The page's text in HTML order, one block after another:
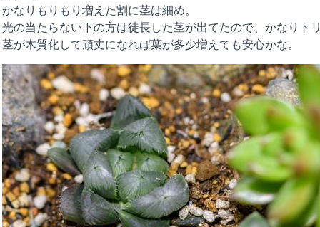
かなりもりもり増えた割に茎は細め。
光の当たらない下の方は徒長した茎が出てたので、かなりト
茎が木質化して頑丈になれば葉が多少増えても安心かな。